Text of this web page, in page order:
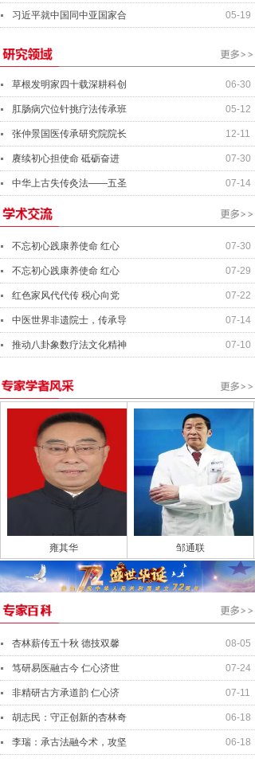
05-19
习近平就中国同中亚国家合
06-30
草根发明家四十载深耕科创
05-12
肛肠病穴位针挑疗法传承班
12-11
张仲景国医传承研究院院长
07-30
赓续初心担使命 砥砺奋进
07-14
中华上古失传灸法——五圣
07-30
不忘初心践康养使命 红心
07-29
不忘初心践康养使命 红心
07-22
红色家风代代传 税心向党
07-14
中医世界非遗院士，传承导
07-10
推动八卦象数疗法文化精神
雍其华 邹通联
08-05
杏林薪传五十秋 德技双馨
07-24
笃研易医融古今 仁心济世
07-11
非精研古方承道韵 仁心济
06-18
胡志民：守正创新的杏林奇
06-18
李瑞：承古法融今术，攻坚